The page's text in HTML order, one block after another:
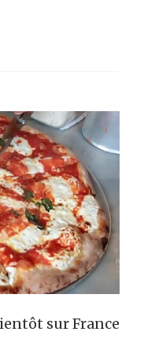
sur France